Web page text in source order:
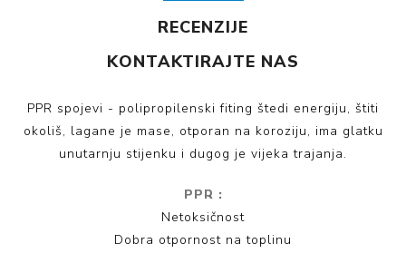
RECENZIJE
KONTAKTIRAJTE NAS
PPR spojevi - polipropilenski fiting štedi energiju, štiti
okoliš, lagane je mase, otporan na koroziju, ima glatku
unutarnju stijenku i dugog je vijeka trajanja.
PPR :
Netoksičnost
Dobra otpornost na toplinu